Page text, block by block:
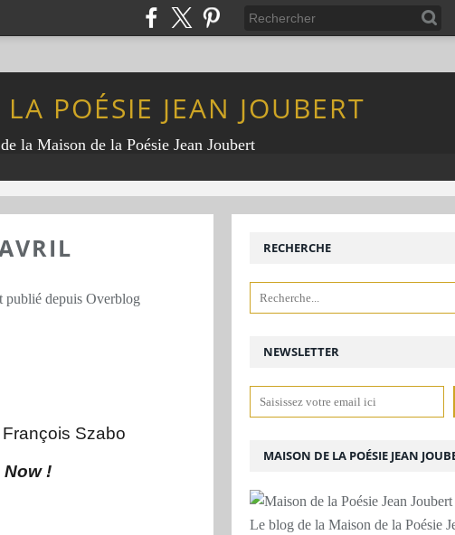
POÉSIE JEAN JOUBERT
la Maison de la Poésie Jean Joubert
publié depuis Overblog
Szabo
Now !
NEWSLETTER
RECHERCHE
MAISON DE LA POÉSIE JEAN
Le blog de la Maison de la Poésie